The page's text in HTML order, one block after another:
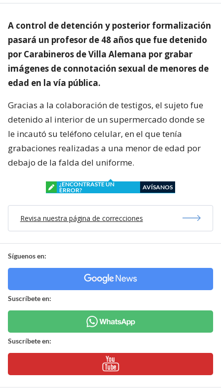
A control de detención y posterior formalización
pasará un profesor de 48 años que fue detenido
por Carabineros de Villa Alemana por grabar
imágenes de connotación sexual de menores de
edad en la vía pública.
Gracias a la colaboración de testigos, el sujeto fue
detenido al interior de un supermercado donde se
le incautó su teléfono celular, en el que tenía
grabaciones realizadas a una menor de edad por
debajo de la falda del uniforme.
¿ENCONTRASTE UN
ERROR?
AVÍSANOS
Revisa nuestra página de correcciones
Síguenos en:
Suscríbete en:
Suscríbete en: